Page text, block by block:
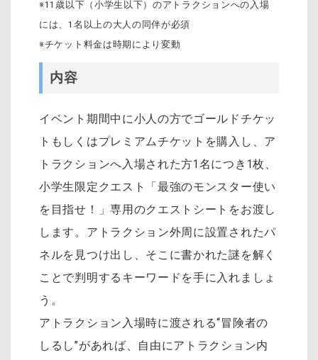
※11歳以下（小学生以下）のアトラクションへの入場
には、1名以上の大人の同伴が必須
※チケット料金は時期により変動
内容
イベント期間中に小人の方でゴールドチケッ
トもしくはプレミアムチケットを購入し、ア
トラクションへ入場された方1名につき1枚、
小学生限定クエスト「最強のモンスター使い
を目指せ！」専用のクエストシートをお渡し
します。アトラクション外周に設置されたパ
ネルを見つけ出し、そこに書かれた謎を解く
ことで判明するキーワードを手に入れましょ
う。
アトラクション入場時に渡される“冒険者の
しるし”があれば、自由にアトラクション内